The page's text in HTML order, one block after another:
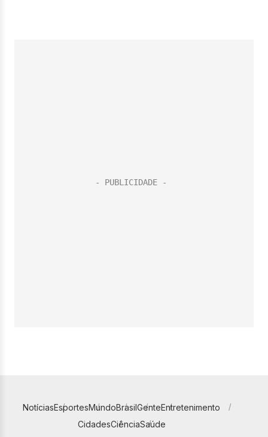
NotíciasEsportesMundoBrasilGenteEntretenimento
CidadesCiênciaSaúde